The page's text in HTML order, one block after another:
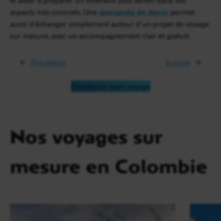
aspects très concrets. Une demande de devis permet
aussi d’échanger simplement autour d’un projet de voyage
sur mesure, avec un accompagnement clair et gratuit.
← Suivant →
Construire mon voyage
Nos voyages sur
mesure en Colombie